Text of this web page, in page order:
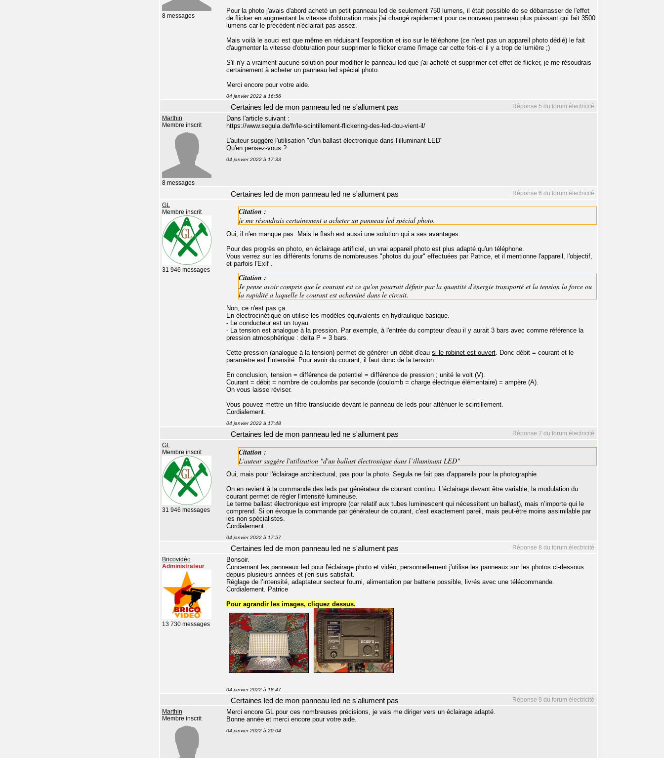
8 messages
Pour la photo j'avais d'abord acheté un petit panneau led de seulement 750 lumens, il était possible de se débarrasser de l'effet
de flicker en augmentant la vitesse d'obturation mais j'ai changé rapidement pour ce nouveau panneau plus puissant qui fait 3500
lumens car le précédent n'éclairait pas assez.
Mais voilà le souci est que même en réduisant l'exposition et iso sur le téléphone (ce n'est pas un appareil photo dédié) le fait
d'augmenter la vitesse d'obturation pour supprimer le flicker crame l'image car cette fois-ci il y a trop de lumière ;)
S'il n'y a vraiment aucune solution pour modifier le panneau led que j'ai acheté et supprimer cet effet de flicker, je me résoudrais
certainement à acheter un panneau led spécial photo.
Merci encore pour votre aide.
04 janvier 2022 à 16:56
Réponse 5 du forum électricité
Certaines led de mon panneau led ne s'allument pas
Marthin
Membre inscrit
8 messages
Dans l'article suivant :
https://www.segula.de/fr/le-scintillement-flickering-des-led-dou-vient-il/
L'auteur suggère l'utilisation "d'un ballast électronique dans l’illuminant LED"
Qu'en pensez-vous ?
04 janvier 2022 à 17:33
Réponse 6 du forum électricité
Certaines led de mon panneau led ne s'allument pas
GL
Membre inscrit
31 946 messages
Citation :
je me résoudrais certainement a acheter un panneau led spécial photo.
Oui, il n'en manque pas. Mais le flash est aussi une solution qui a ses avantages.
Pour des progrès en photo, en éclairage artificiel, un vrai appareil photo est plus adapté qu'un téléphone.
Vous verrez sur les différents forums de nombreuses "photos du jour" effectuées par Patrice, et il mentionne l'appareil, l'objectif,
et parfois l'Exif .
Citation :
Je pense avoir compris que le courant est ce qu'on pourrait définir par la quantité d'énergie transporté et la tension la force ou
la rapidité a laquelle le courant est acheminé dans le circuit.
Non, ce n'est pas ça.
En électrocinétique on utilise les modèles équivalents en hydraulique basique.
- Le conducteur est un tuyau
- La tension est analogue à la pression. Par exemple, à l'entrée du compteur d'eau il y aurait 3 bars avec comme référence la
pression atmosphérique : delta P = 3 bars.
Cette pression (analogue à la tension) permet de générer un débit d'eau si le robinet est ouvert. Donc débit = courant et le
paramètre est l'intensité. Pour avoir du courant, il faut donc de la tension.
En conclusion, tension = différence de potentiel = différence de pression ; unité le volt (V).
Courant = débit = nombre de coulombs par seconde (coulomb = charge électrique élémentaire) = ampère (A).
On vous laisse réviser.
Vous pouvez mettre un filtre translucide devant le panneau de leds pour atténuer le scintillement.
Cordialement.
04 janvier 2022 à 17:48
Réponse 7 du forum électricité
Certaines led de mon panneau led ne s'allument pas
GL
Membre inscrit
31 946 messages
Citation :
L'auteur suggère l'utilisation "d'un ballast électronique dans l’illuminant LED"
Oui, mais pour l'éclairage architectural, pas pour la photo. Segula ne fait pas d'appareils pour la photographie.
On en revient à la commande des leds par générateur de courant continu. L'éclairage devant être variable, la modulation du
courant permet de régler l'intensité lumineuse.
Le terme ballast électronique est impropre (car relatif aux tubes luminescent qui nécessitent un ballast), mais n’importe qui le
comprend. Si on évoque la commande par générateur de courant, c'est exactement pareil, mais peut-être moins assimilable par
les non spécialistes.
Cordialement.
04 janvier 2022 à 17:57
Réponse 8 du forum électricité
Certaines led de mon panneau led ne s'allument pas
Bricovidéo
Administrateur
13 730 messages
Bonsoir.
Concernant les panneaux led pour l'éclairage photo et vidéo, personnellement j'utilise les panneaux sur les photos ci-dessous
depuis plusieurs années et j'en suis satisfait.
Réglage de l’intensité, adaptateur secteur fourni, alimentation par batterie possible, livrés avec une télécommande.
Cordialement. Patrice
Pour agrandir les images, cliquez dessus.
04 janvier 2022 à 18:47
Réponse 9 du forum électricité
Certaines led de mon panneau led ne s'allument pas
Marthin
Membre inscrit
Merci encore GL pour ces nombreuses précisions, je vais me diriger vers un éclairage adapté.
Bonne année et merci encore pour votre aide.
04 janvier 2022 à 20:04